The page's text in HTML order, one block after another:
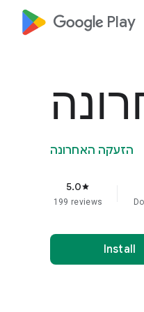
google_logo Play
הזעקה האחרונה
5.0star
199 reviews
Install